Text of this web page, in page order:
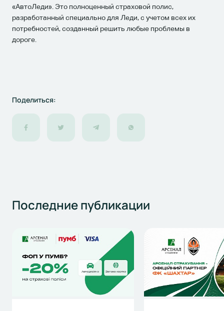
«АвтоЛеди». Это полноценный страховой полис,
разработанный специально для Леди, с учетом всех их
потребностей, созданный решить любые проблемы в
дороге.
Поделиться:
Последниепубликации